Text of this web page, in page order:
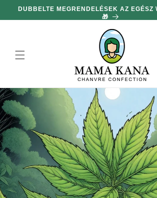
hagyni és
DUBBELTE MEGRENDELÉSEK AZ EGÉSZ
🎁